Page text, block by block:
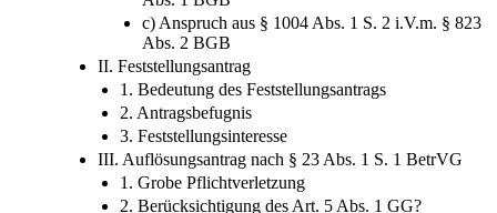
Abs. 1 BGB
c) Anspruch aus § 1004 Abs. 1 S. 2 i.V.m. § 823
Abs. 2 BGB
II. Feststellungsantrag
1. Bedeutung des Feststellungsantrags
2. Antragsbefugnis
3. Feststellungsinteresse
III. Auflösungsantrag nach § 23 Abs. 1 S. 1 BetrVG
1. Grobe Pflichtverletzung